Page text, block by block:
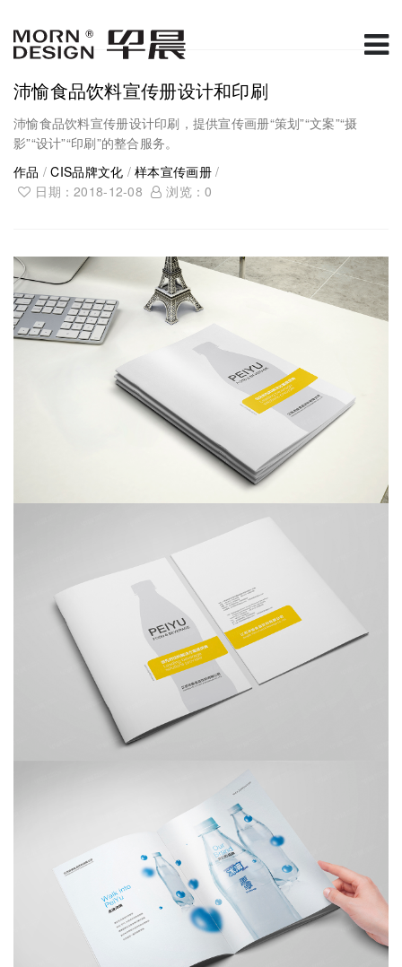
沛愉食品饮料宣传册设计和印刷
沛愉食品饮料宣传册设计印刷，提供宣传画册“策划”“文案”“摄
影”“设计”“印刷”的整合服务。
作品 /CIS品牌文化 /样本宣传画册/
日期：2018-12-08
浏览：0